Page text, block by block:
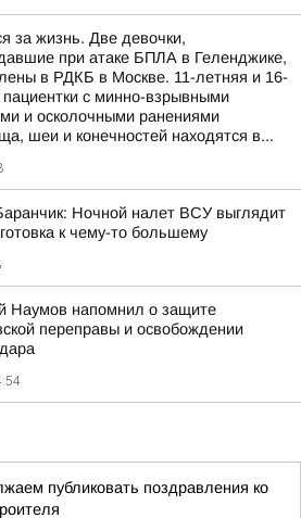
за жизнь. Две девочки,
при атаке БПЛА в Геленджике,
в РДКБ в Москве. 11-летняя и 16-
пациентки с минно-взрывными
и осколочными ранениями
шеи и конечностей находятся в...
Ночной налет ВСУ выглядит
к чему-то большему
Наумов напомнил о защите
переправы и освобождении
публиковать поздравления ко